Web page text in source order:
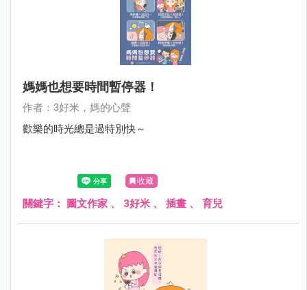
媽媽也想要時間暫停器！
作者：3好米，媽的心聲
歡樂的時光總是過特別快～
收藏
關鍵字： 圖文作家 、 3好米 、 插畫 、 育兒